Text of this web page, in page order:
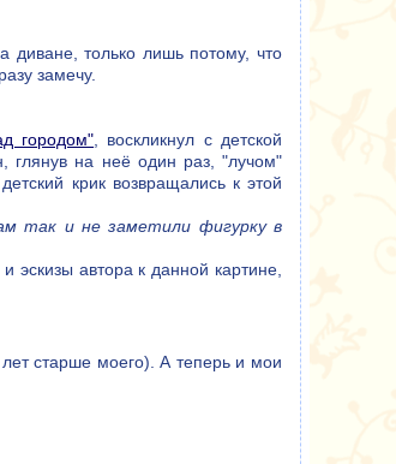
диване, только лишь потому, что
замечу.
городом" , воскликнул с детской
глянув на неё один раз, "лучом"
крик возвращались к этой
так и не заметили фигурку в
автора к данной картине,
старше моего). А теперь и мои